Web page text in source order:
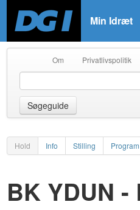
Min Idræt
Om Privatlivspolitik
Søgeguide
Hold Info Stilling Program
BK YDUN -